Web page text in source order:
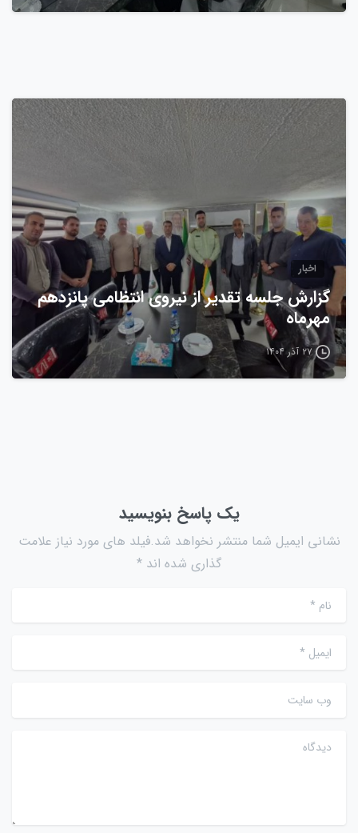
0
اخبار
گزارش جلسه تقدیر از نیروی انتظامی پانزدهم
مهرماه
۲۷ آذر ۱۴۰۴
یک پاسخ بنویسید
نشانی ایمیل شما منتشر نخواهد شد.فیلد های مورد نیاز علامت
گذاری شده اند *
نام*
ایمیل *
وب سایت
دیدگاه